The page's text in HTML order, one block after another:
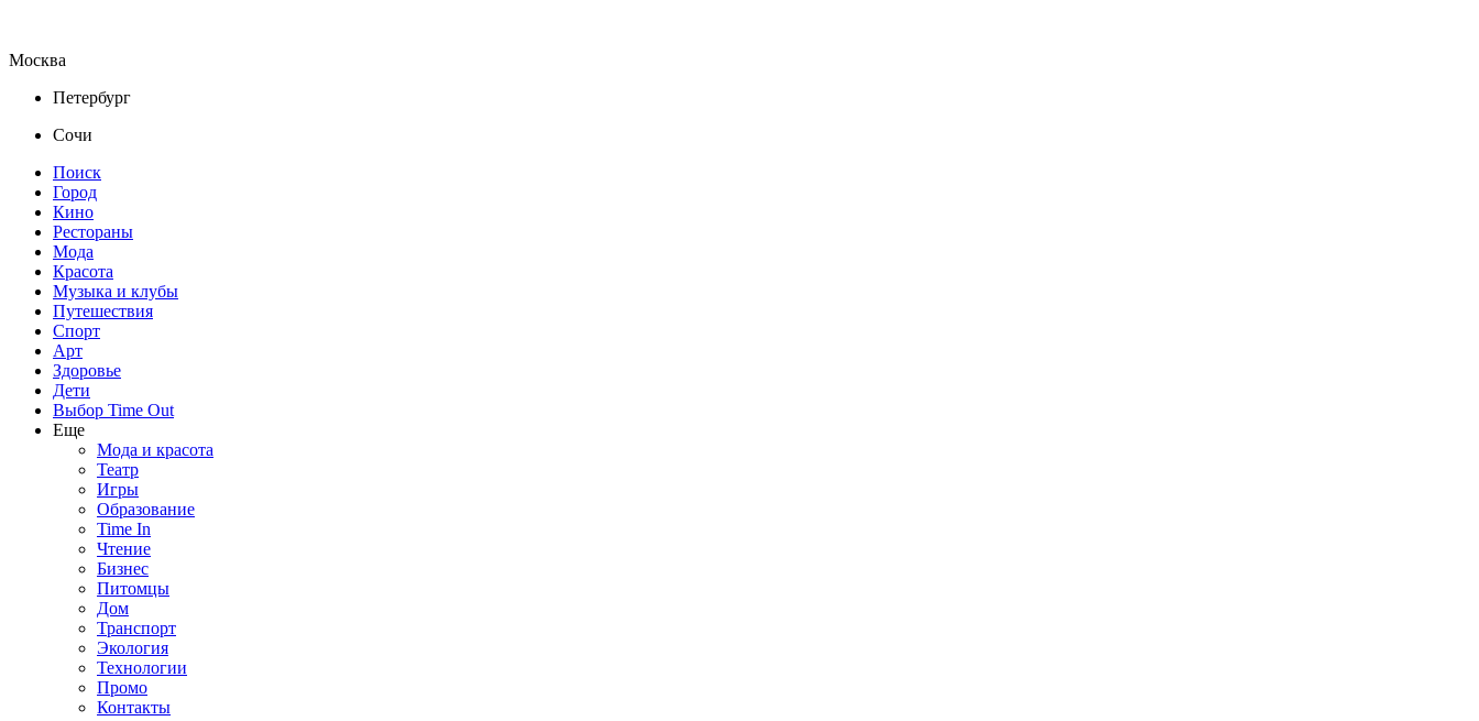
Москва
Петербург
Сочи
Поиск
Город
Кино
Рестораны
Мода
Красота
Музыка и клубы
Путешествия
Спорт
Арт
Здоровье
Дети
Выбор Time Out
Еще
Мода и красота
Театр
Игры
Образование
Time In
Чтение
Бизнес
Питомцы
Дом
Транспорт
Экология
Технологии
Промо
Контакты